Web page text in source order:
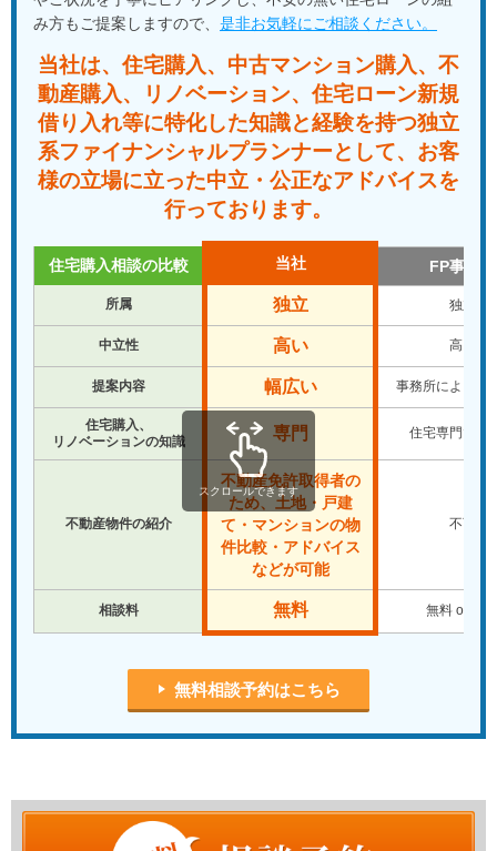
何もわからない状態で色々と聞いてしまいましたが、親身に教
えてくださるのでおすすめです。
★★★★★ Nori Tomi 様
知識豊富で、住宅購入全般について安心して相談できる担当者
様です！こちらの質問に対するアドバイスも的確で、裏表なく
現実的な部分を中立的な立場で教えてくださります。
次の家を賃貸にするか、購入するかも決めていない中で無料相
談に申し込んだのですが、その際に現実的な予算や無理のない
前向きに考えられるようになりました。
結果、良い条件の住宅を予算内の価格で購入することができ、
夫婦共々感謝しています。売主様への価格交渉をしていただけ
たのは大変ありがたく、お任せして本当に良かったです！
★★★★★Mayuko T 様
戸建て→中古マンションへの住替えを検討していた折、予算を
組む必要からFPの方を探してこちらに辿り着きました。
知識もあまり無く当初はざっくりとしたイメージしかなく不安
な中でのスタートでしたが色々お話しし、ご提案いただくうち
不安も解消され、無事住替えが完了しました。
私の現況に見合った物件を探していただきアドバイスがもら
え、細かい質問にもメール・電話にて気さくにお答えいただき
ました。
売却・購入また保険についてもワンストップで対応いただけた
ので時間的にとても助かりました。
ポートくださり本当にありがとうございました。
★★★★★Yoshi N 様
教えていただきました。
購入する際にも、内見で見た方が良いポイントを教えていただ
み方もご提案しますので、 是非お気軽にご相談ください。
当社は、住宅購入、中古マンション購入、不
動産購入、
リノベーション、住宅ローン新規
借り入れ等に特化した知識と経験を持つ独立
系ファイナンシャルプランナーとして、 お客
様の立場に立った中立・公正なアドバイスを
行っております。
住宅購入相談の比較 当社 FP事務所
所属 独立 独立
中立性 高い 高い
提案内容 幅広い 事務所により違
住宅購入、
リノベーションの知識
専門 住宅専門では
不動産物件の紹介
不動産免許取得者の
ため、土地・戸建
て・マンションの物
件比較・アドバイス
などが可能
不可
相談料 無料 無料 or 有料
スクロールできます
無料相談予約はこちら